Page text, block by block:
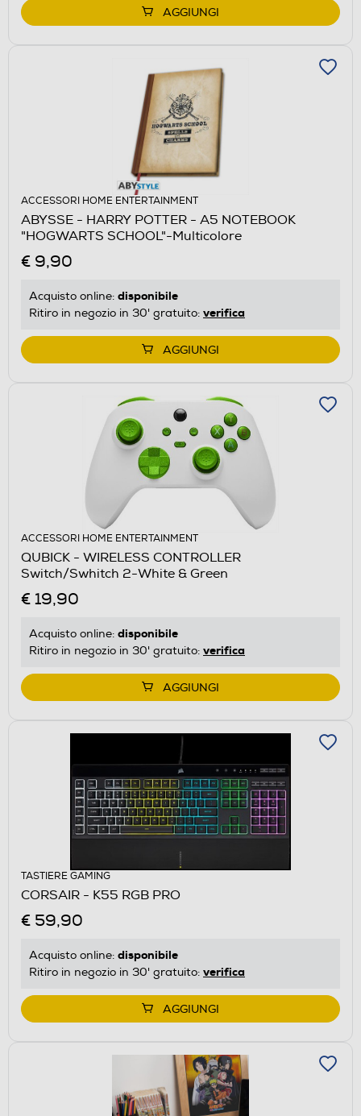
AGGIUNGI
ACCESSORI HOME ENTERTAINMENT
ABYSSE - HARRY POTTER - A5 NOTEBOOK
"HOGWARTS SCHOOL"-Multicolore
€ 9,90
Acquisto online: disponibile
Ritiro in negozio in 30' gratuito: verifica
AGGIUNGI
ACCESSORI HOME ENTERTAINMENT
QUBICK - WIRELESS CONTROLLER
Switch/Swhitch 2-White & Green
€ 19,90
Acquisto online: disponibile
Ritiro in negozio in 30' gratuito: verifica
AGGIUNGI
TASTIERE GAMING
CORSAIR - K55 RGB PRO
€ 59,90
Acquisto online: disponibile
Ritiro in negozio in 30' gratuito: verifica
AGGIUNGI